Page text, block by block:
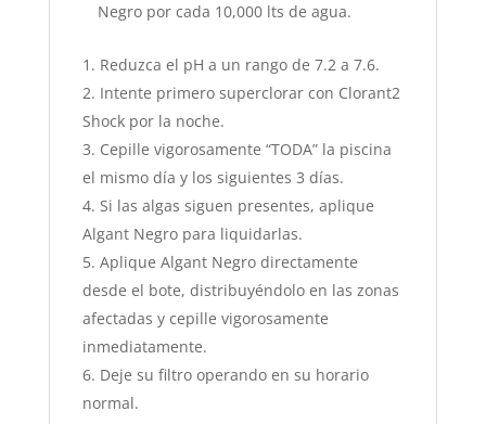
Negro por cada 10,000 lts de agua.
Reduzca el pH a un rango de 7.2 a 7.6.
Intente primero superclorar con Clorant2
Shock por la noche.
Cepille vigorosamente “TODA” la piscina
el mismo día y los siguientes 3 días.
Si las algas siguen presentes, aplique
Algant Negro para liquidarlas.
Aplique Algant Negro directamente
desde el bote, distribuyéndolo en las zonas
afectadas y cepille vigorosamente
inmediatamente.
Deje su filtro operando en su horario
normal.